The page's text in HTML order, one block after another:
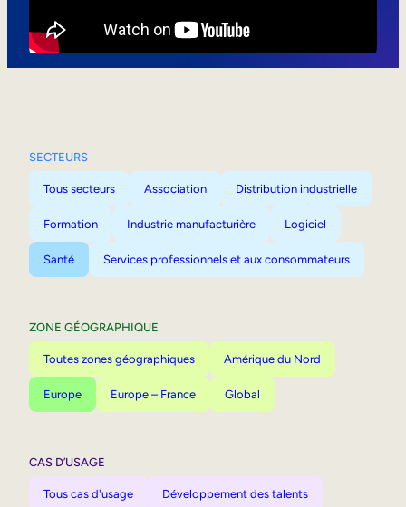
SECTEURS
Tous secteurs Association Distribution industrielle
Formation Industrie manufacturière Logiciel
Santé Services professionnels et aux consommateurs
ZONE GÉOGRAPHIQUE
Toutes zones géographiques Amérique du Nord
Europe Europe – France Global
CAS D’USAGE
Tous cas d'usage Développement des talents